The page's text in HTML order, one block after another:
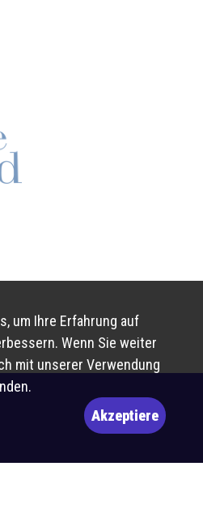
um Ihre Erfahrung auf
Wenn Sie weiter
mit unserer Verwendung
Akzeptiere